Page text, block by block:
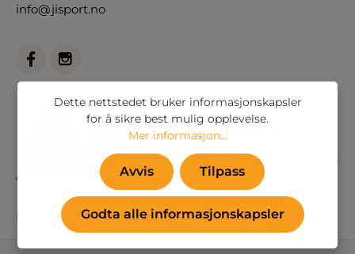
info@jisport.no
Eller via vårtkontaktskjema.
Dette nettstedet bruker informasjonskapsler
for å sikre best mulig opplevelse.
Mer informasjon...
Avvis Tilpass
Godta alle informasjonskapsler